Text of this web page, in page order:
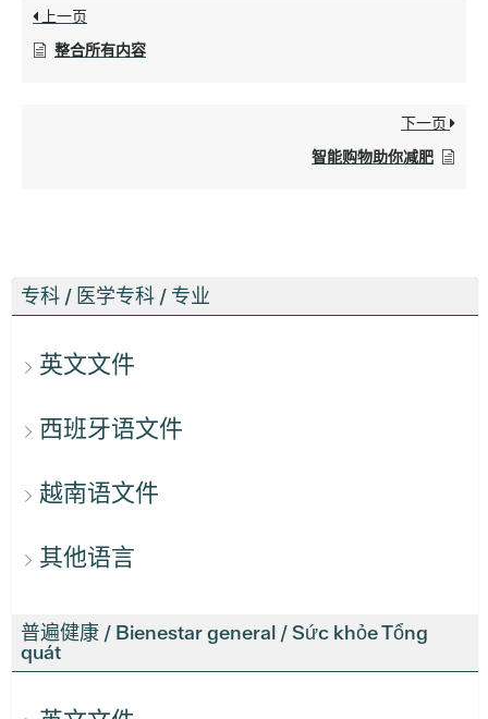
专科 / 医学专科 / 专业
英文文件
西班牙语文件
越南语文件
其他语言
普遍健康 / Bienestar general / Sức khỏe Tổng
quát
上一页
整合所有内容
下一页
智能购物助你减肥